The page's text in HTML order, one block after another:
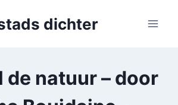
dichter
de natuur – door